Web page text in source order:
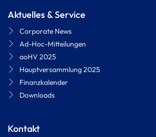
Aktuelles & Service
Corporate News
Ad-Hoc-Mitteilungen
aoHV 2025
Hauptversammlung 2025
Finanzkalender
Downloads
Kontakt